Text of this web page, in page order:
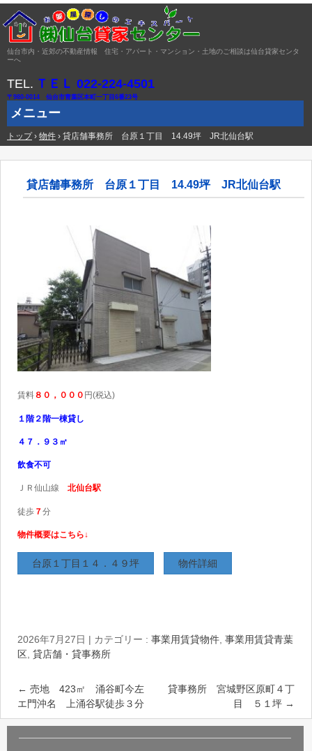
仙台市内・近郊の不動産情報 住宅・アパート・マンション・土地のご相談は仙台貸家センタ
ーへ
TEL. ＴＥＬ 022-224-4501
〒980-0014 仙台市青葉区本町一丁目6番23号
メニュー
コ
ン
トップ › 物件 › 貸店舗事務所 台原１丁目 14.49坪 JR北仙台駅
貸店舗事務所 台原１丁目 14.49坪 JR北仙台駅
賃料８０，００ ０ 円(税込)
１階２階一棟貸し
４７．９３㎡
飲食不可
ＪＲ仙山線北仙台駅
徒歩 ７分
物件概要はこちら↓
台原１丁目１４．４９坪 物件詳細
2026年7月27日 | カテゴリー :事業用賃貸物件,事業用賃貸青葉
区,貸店舗・貸事務所
← 売地 423㎡ 涌谷町今左
エ門沖名 上涌谷駅徒歩３分
貸事務所 宮城野区原町４丁
目 ５１坪 →